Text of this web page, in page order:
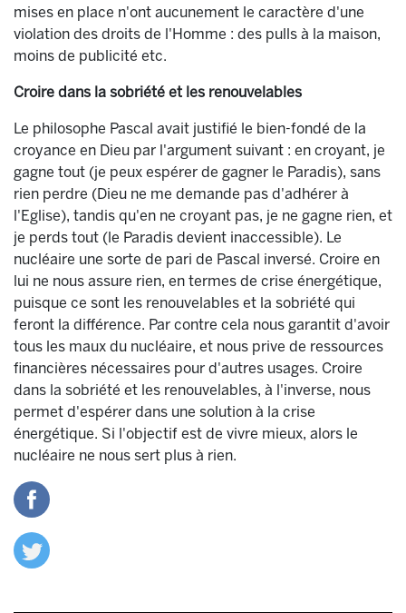
mises en place n'ont aucunement le caractère d'une
violation des droits de l'Homme : des pulls à la maison,
moins de publicité etc.
Croire dans la sobriété et les renouvelables
Le philosophe Pascal avait justifié le bien-fondé de la
croyance en Dieu par l'argument suivant : en croyant, je
gagne tout (je peux espérer de gagner le Paradis), sans
rien perdre (Dieu ne me demande pas d'adhérer à
l'Eglise), tandis qu'en ne croyant pas, je ne gagne rien, et
je perds tout (le Paradis devient inaccessible). Le
nucléaire une sorte de pari de Pascal inversé. Croire en
lui ne nous assure rien, en termes de crise énergétique,
puisque ce sont les renouvelables et la sobriété qui
feront la différence. Par contre cela nous garantit d'avoir
tous les maux du nucléaire, et nous prive de ressources
financières nécessaires pour d'autres usages. Croire
dans la sobriété et les renouvelables, à l'inverse, nous
permet d'espérer dans une solution à la crise
énergétique. Si l'objectif est de vivre mieux, alors le
nucléaire ne nous sert plus à rien.